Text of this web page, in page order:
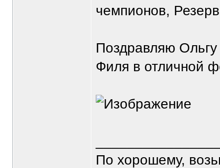
чемпионов,
Поздравляю
Филя в отличной
По хорошему,